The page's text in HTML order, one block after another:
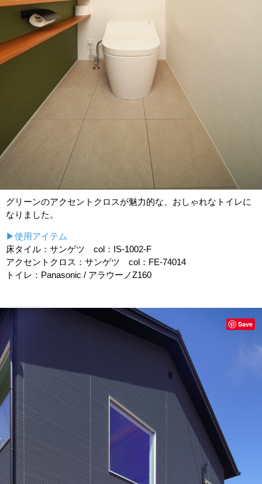
グリーンのアクセントクロスが魅力的な、おしゃれなトイレに
なりました。
▶使用アイテム
床タイル：サンゲツ col：IS-1002-F
アクセントクロス：サンゲツ col：FE-74014
トイレ：Panasonic / アラウーノZ160
Save